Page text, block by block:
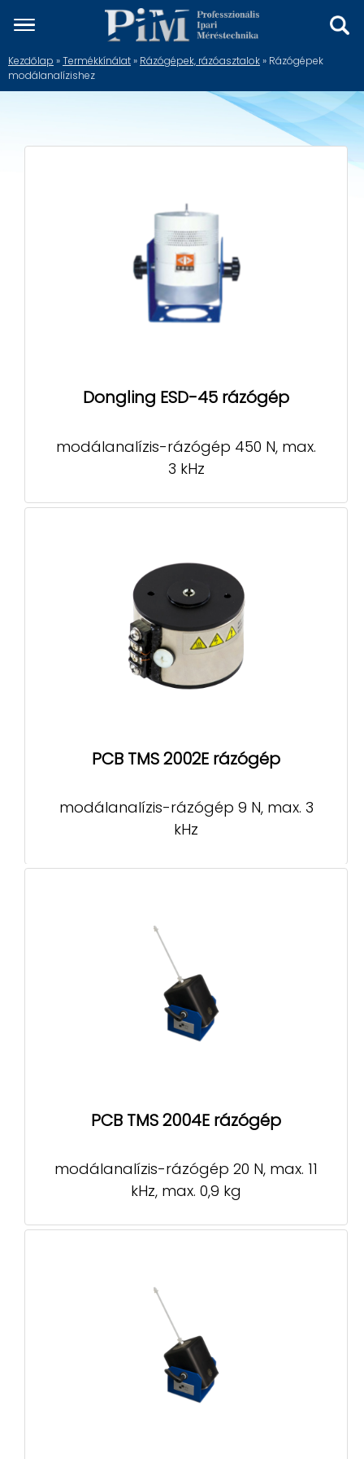
Kezdőlap »Termékkínálat» Rázógépek, rázóasztalok» Rázógépek
modálanalízishez
Dongling ESD-45 rázógép
modálanalízis-rázógép 450 N, max.
3 kHz
PCB TMS 2002E rázógép
modálanalízis-rázógép 9 N, max. 3
kHz
PCB TMS 2004E rázógép
modálanalízis-rázógép 20 N, max. 11
kHz, max. 0,9 kg